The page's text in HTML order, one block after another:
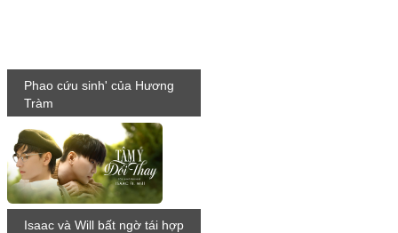
Phao cứu sinh' của Hương
Tràm
Isaac và Will bất ngờ tái hợp